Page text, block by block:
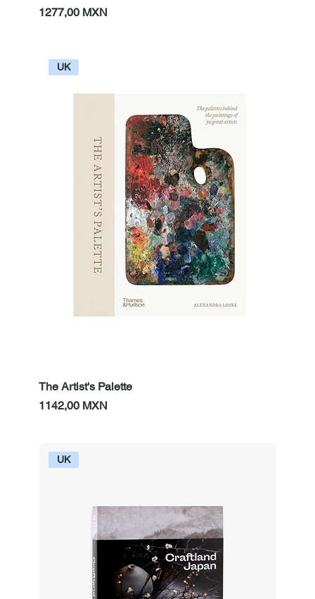
Prezzo
1277,00 MXN
UK
The Artist's Palette
Prezzo
1142,00 MXN
UK